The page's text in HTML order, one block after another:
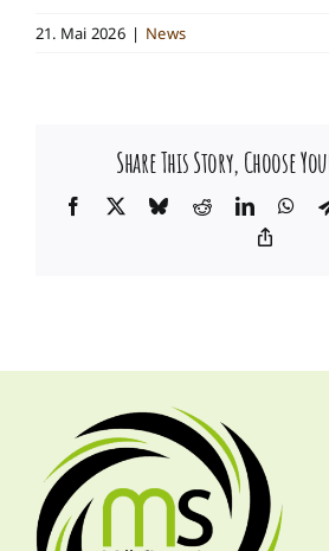
21. Mai 2026 | News
Share This Story, Choose
Facebook BlueskyRedditLinkedIn